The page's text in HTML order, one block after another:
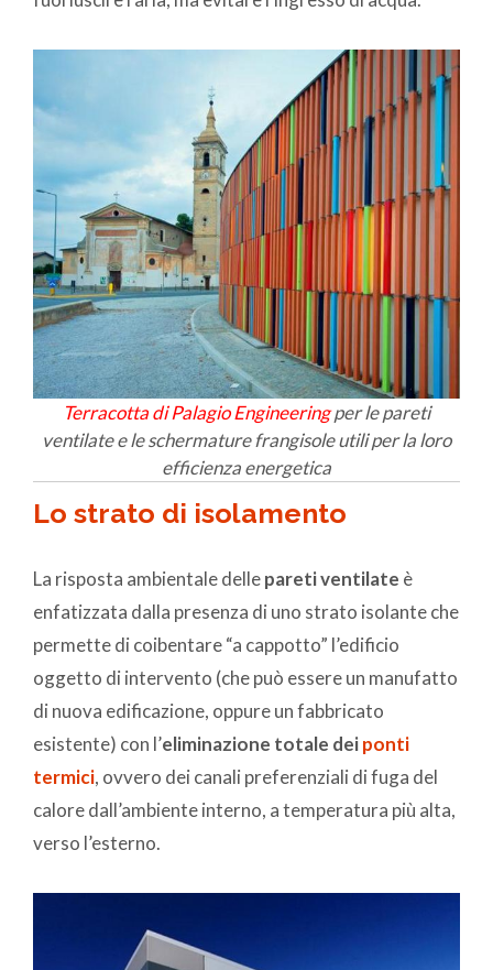
Terracotta di Palagio Engineeringper le pareti
ventilate e le schermature frangisole utili per la loro
efficienza energetica
Lo strato di isolamento
La risposta ambientale dellepareti ventilate è
enfatizzata dalla presenza di uno strato isolante che
permette di coibentare “a cappotto” l’edificio
oggetto di intervento (che può essere un manufatto
di nuova edificazione, oppure un fabbricato
esistente) con l’eliminazione totale deiponti
termici, ovvero dei canali preferenziali di fuga del
calore dall’ambiente interno, a temperatura più alta,
verso l’esterno.